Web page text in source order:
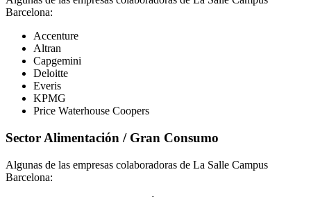
Barcelona:
Accenture
Altran
Capgemini
Deloitte
Everis
KPMG
Price Waterhouse Coopers
Sector Alimentación / Gran Consumo
Algunas de las empresas colaboradoras de La Salle Campus
Barcelona: